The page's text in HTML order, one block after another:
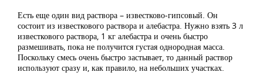
Есть еще один вид раствора – известково-гипсовый. Он
состоит из известкового раствора и алебастра. Нужно взять 3 л
известкового раствора, 1 кг алебастра и очень быстро
размешивать, пока не получится густая однородная масса.
Поскольку смесь очень быстро застывает, то данный раствор
используют сразу и, как правило, на небольших участках.